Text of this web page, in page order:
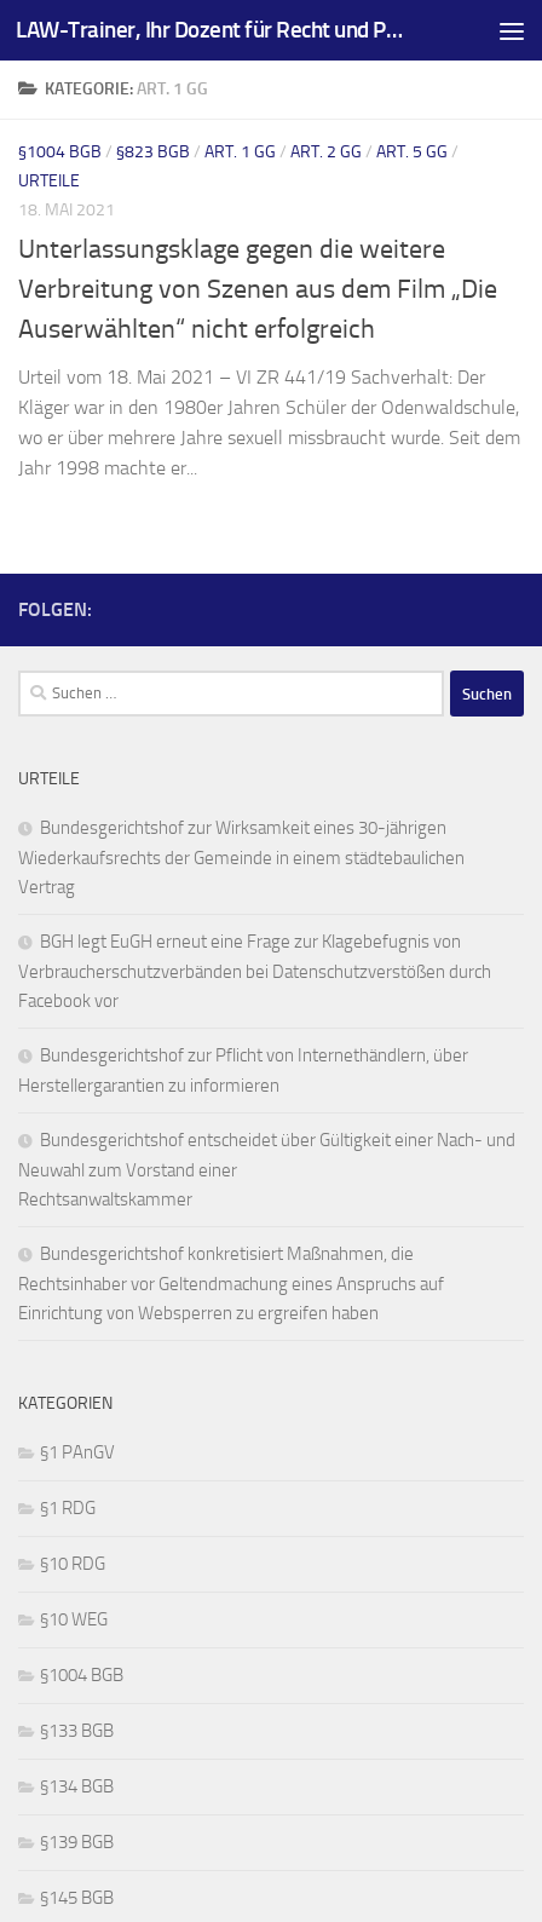
Zum Inhalt springen LAW-Trainer, Ihr Dozent für Recht und Prüfungsvorbereitungen
KATEGORIE:ART. 1 GG
§1004 BGB / §823 BGB / ART. 1 GG / ART. 2 GG / ART. 5 GG /
URTEILE
18. MAI 2021
Unterlassungsklage gegen die weitere
Verbreitung von Szenen aus dem Film „Die
Auserwählten“ nicht erfolgreich
Urteil vom 18. Mai 2021 – VI ZR 441/19 Sachverhalt: Der
Kläger war in den 1980er Jahren Schüler der Odenwaldschule,
wo er über mehrere Jahre sexuell missbraucht wurde. Seit dem
Jahr 1998 machte er...
FOLGEN:
Suchen
nach:
URTEILE
Bundesgerichtshof zur Wirksamkeit eines 30-jährigen
Wiederkaufsrechts der Gemeinde in einem städtebaulichen
Vertrag
BGH legt EuGH erneut eine Frage zur Klagebefugnis von
Verbraucherschutzverbänden bei Datenschutzverstößen durch
Facebook vor
Bundesgerichtshof zur Pflicht von Internethändlern, über
Herstellergarantien zu informieren
Bundesgerichtshof entscheidet über Gültigkeit einer Nach- und
Neuwahl zum Vorstand einer
Rechtsanwaltskammer
Bundesgerichtshof konkretisiert Maßnahmen, die
Rechtsinhaber vor Geltendmachung eines Anspruchs auf
Einrichtung von Websperren zu ergreifen haben
KATEGORIEN
§1 PAnGV
§1 RDG
§10 RDG
§10 WEG
§1004 BGB
§133 BGB
§134 BGB
§139 BGB
§145 BGB